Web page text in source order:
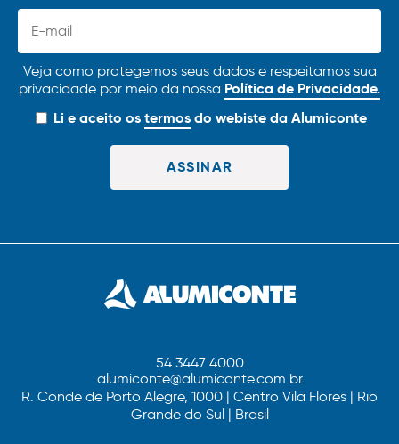
Veja como protegemos seus dados e respeitamos sua
privacidade por meio da nossa Política de Privacidade.
Li e aceito ostermosdo webiste da Alumiconte
54 3447 4000
alumiconte@alumiconte.com.br
R. Conde de Porto Alegre, 1000 | Centro Vila Flores | Rio
Grande do Sul | Brasil